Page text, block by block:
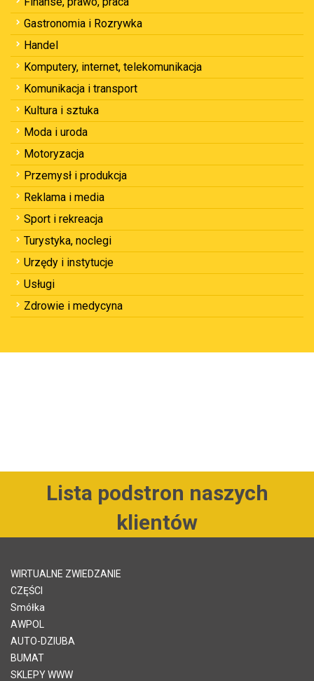
Gastronomia i Rozrywka
Handel
Komputery, internet, telekomunikacja
Komunikacja i transport
Kultura i sztuka
Moda i uroda
Motoryzacja
Przemysł i produkcja
Reklama i media
Sport i rekreacja
Turystyka, noclegi
Urzędy i instytucje
Usługi
Zdrowie i medycyna
Lista podstron naszych
klientów
WIRTUALNE ZWIEDZANIE
CZĘŚCI
Smółka
AWPOL
AUTO-DZIUBA
BUMAT
SKLEPY WWW